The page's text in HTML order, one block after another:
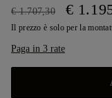
€ 1.707,30 €
Il prezzo è solo per la
Paga in 3 rate